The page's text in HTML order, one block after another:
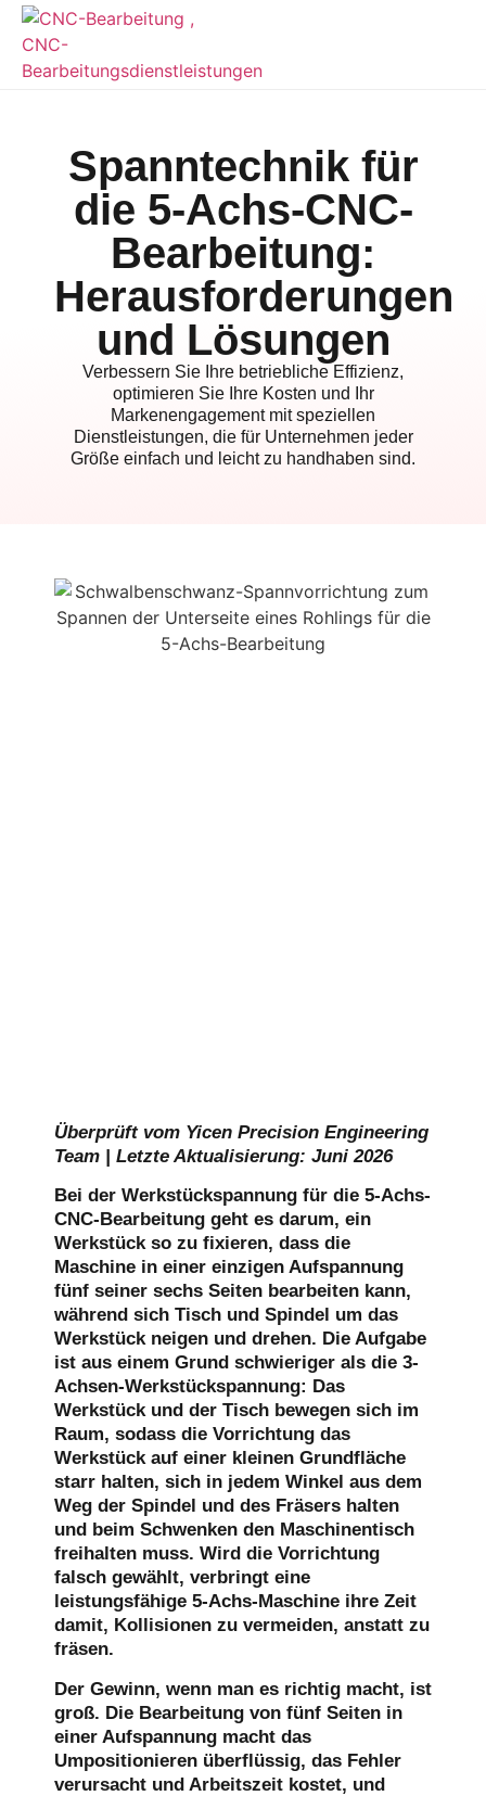
Spanntechnik für
die 5-Achs-CNC-
Bearbeitung:
Herausforderungen
und Lösungen
Verbessern Sie Ihre betriebliche Effizienz,
optimieren Sie Ihre Kosten und Ihr
Markenengagement mit speziellen
Dienstleistungen, die für Unternehmen jeder
Größe einfach und leicht zu handhaben sind.
Überprüft vom Yicen Precision Engineering
Team | Letzte Aktualisierung: Juni 2026
Bei der Werkstückspannung für die 5-Achs-
CNC-Bearbeitung geht es darum, ein
Werkstück so zu fixieren, dass die
Maschine in einer einzigen Aufspannung
fünf seiner sechs Seiten bearbeiten kann,
während sich Tisch und Spindel um das
Werkstück neigen und drehen. Die Aufgabe
ist aus einem Grund schwieriger als die 3-
Achsen-Werkstückspannung: Das
Werkstück und der Tisch bewegen sich im
Raum, sodass die Vorrichtung das
Werkstück auf einer kleinen Grundfläche
starr halten, sich in jedem Winkel aus dem
Weg der Spindel und des Fräsers halten
und beim Schwenken den Maschinentisch
freihalten muss. Wird die Vorrichtung
falsch gewählt, verbringt eine
leistungsfähige 5-Achs-Maschine ihre Zeit
damit, Kollisionen zu vermeiden, anstatt zu
fräsen.
Der Gewinn, wenn man es richtig macht, ist
groß. Die Bearbeitung von fünf Seiten in
einer Aufspannung macht das
Umpositionieren überflüssig, das Fehler
verursacht und Arbeitszeit kostet, und